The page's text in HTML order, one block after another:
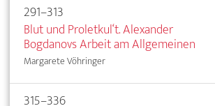
291–313
Blut und Proletkul‘t. Alexander
Bogdanovs Arbeit am Allgemeinen
Margarete Vöhringer
315–336